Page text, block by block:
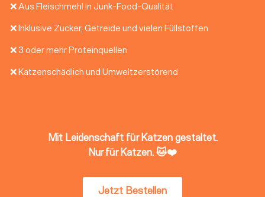
❌ Aus Fleischmehl in Junk-Food-Qualität
❌ Inklusive Zucker, Getreide und vielen Füllstoffen
❌ 3 oder mehr Proteinquellen
❌ Katzenschädlich und Umweltzerstörend
Mit Leidenschaft für Katzen gestaltet.
Nur für Katzen. 🐱❤️
Jetzt Bestellen